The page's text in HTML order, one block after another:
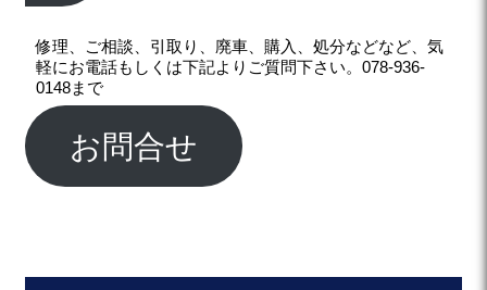
修理、ご相談、引取り、廃車、購入、処分などなど、気
軽にお電話もしくは下記よりご質問下さい。078-936-
0148まで
お問合せ